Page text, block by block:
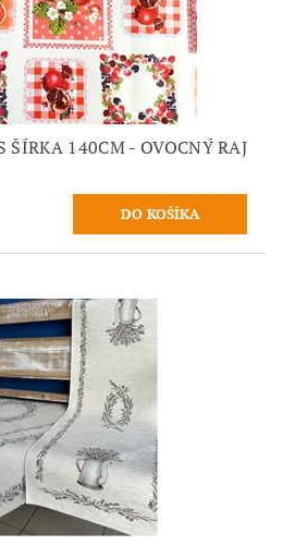
ŠÍRKA 140CM - OVOCNÝ RAJ